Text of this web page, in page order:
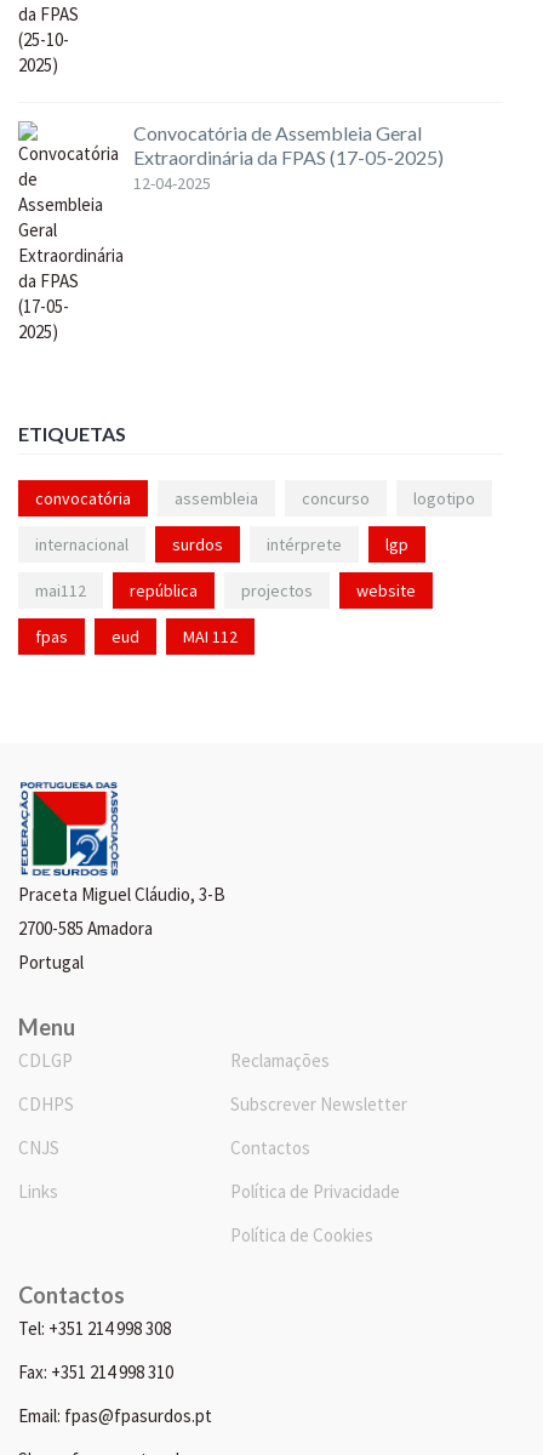
Convocatória de Assembleia Geral
Extraordinária da FPAS (17-05-2025)
12-04-2025
ETIQUETAS
convocatória assembleia concurso logotipo
internacional surdos intérprete lgp
mai112 república projectos website
fpas eud MAI 112
Praceta Miguel Cláudio, 3-B
2700-585 Amadora
Portugal
Menu
CDLGP
CDHPS
CNJS
Links
Reclamações
Subscrever Newsletter
Contactos
Política de Privacidade
Política de Cookies
Contactos
Tel: +351 214 998 308
Fax: +351 214 998 310
Email: fpas@fpasurdos.pt